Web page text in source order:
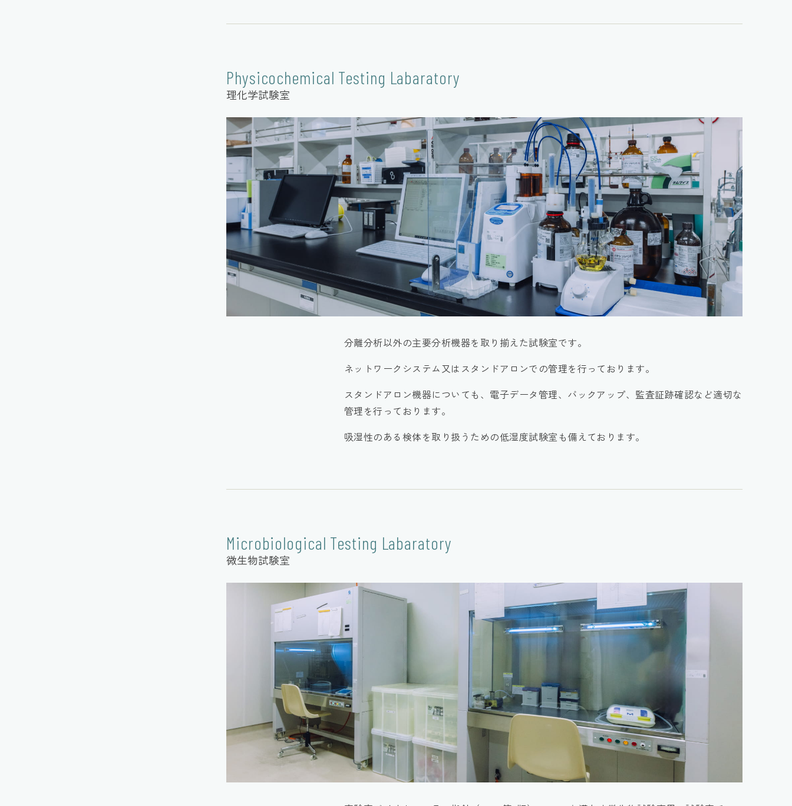
理化学試験室
Physicochemical Testing Labaratory
分離分析以外の主要分析機器を取り揃えた試験室です。
ネットワークシステム又はスタンドアロンでの管理を行っております。
スタンドアロン機器についても、電子データ管理、バックアップ、監査証跡確認など適切な
管理を行っております。
吸湿性のある検体を取り扱うための低湿度試験室も備えております。
微生物試験室
Microbiological Testing Labaratory